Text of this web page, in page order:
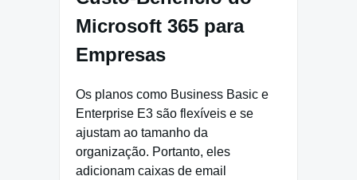
Microsoft 365 para
Empresas
Os planos como Business Basic e
Enterprise E3 são flexíveis e se
ajustam ao tamanho da
organização. Portanto, eles
adicionam caixas de email